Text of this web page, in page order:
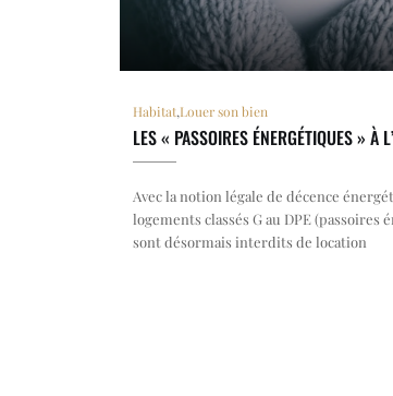
Habitat,Louer son bien
LES « PASSOIRES ÉNERGÉTIQUES » À
Avec la notion légale de décence
logements classés G au DPE (passoires
sont désormais interdits de location